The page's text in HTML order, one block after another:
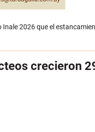
2026 que el
crecieron